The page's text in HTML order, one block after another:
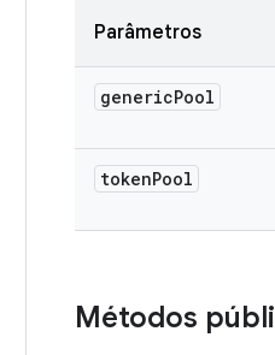
Parâmetros
genericPool
tokenPool
Métodos